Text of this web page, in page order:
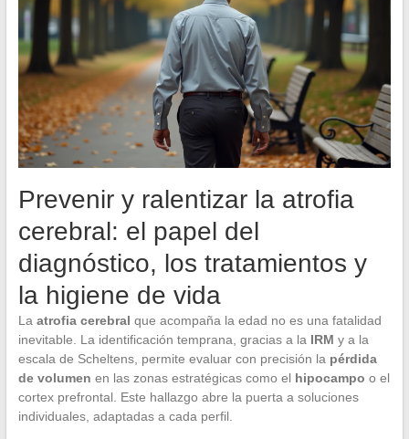
Prevenir y ralentizar la atrofia
cerebral: el papel del
diagnóstico, los tratamientos y
la higiene de vida
La atrofia cerebral que acompaña la edad no es una fatalidad
inevitable. La identificación temprana, gracias a la IRM y a la
escala de Scheltens, permite evaluar con precisión la pérdida
de volumen en las zonas estratégicas como el hipocampo o el
cortex prefrontal. Este hallazgo abre la puerta a soluciones
individuales, adaptadas a cada perfil.